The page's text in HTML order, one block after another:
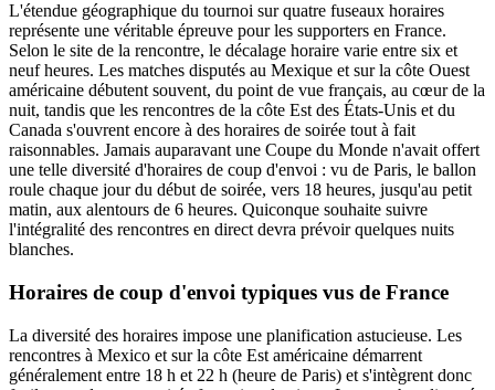
L'étendue géographique du tournoi sur quatre fuseaux horaires
représente une véritable épreuve pour les supporters en France.
Selon le site de la rencontre, le décalage horaire varie entre six et
neuf heures. Les matches disputés au Mexique et sur la côte Ouest
américaine débutent souvent, du point de vue français, au cœur de la
nuit, tandis que les rencontres de la côte Est des États-Unis et du
Canada s'ouvrent encore à des horaires de soirée tout à fait
raisonnables. Jamais auparavant une Coupe du Monde n'avait offert
une telle diversité d'horaires de coup d'envoi : vu de Paris, le ballon
roule chaque jour du début de soirée, vers 18 heures, jusqu'au petit
matin, aux alentours de 6 heures. Quiconque souhaite suivre
l'intégralité des rencontres en direct devra prévoir quelques nuits
blanches.
Horaires de coup d'envoi typiques vus de France
La diversité des horaires impose une planification astucieuse. Les
rencontres à Mexico et sur la côte Est américaine démarrent
généralement entre 18 h et 22 h (heure de Paris) et s'intègrent donc